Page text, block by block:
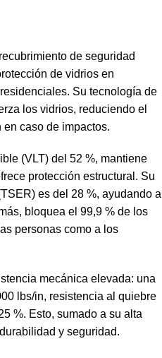
de seguridad
de vidrios en
Su tecnología de
los vidrios, reduciendo el
caso de impactos.
(VLT) del 52 %, mantiene
protección estructural. Su
es del 28 %, ayudando a
bloquea el 99,9 % de los
personas como a los
mecánica elevada: una
lbs/in, resistencia al quiebre
%. Esto, sumado a su alta
y seguridad.